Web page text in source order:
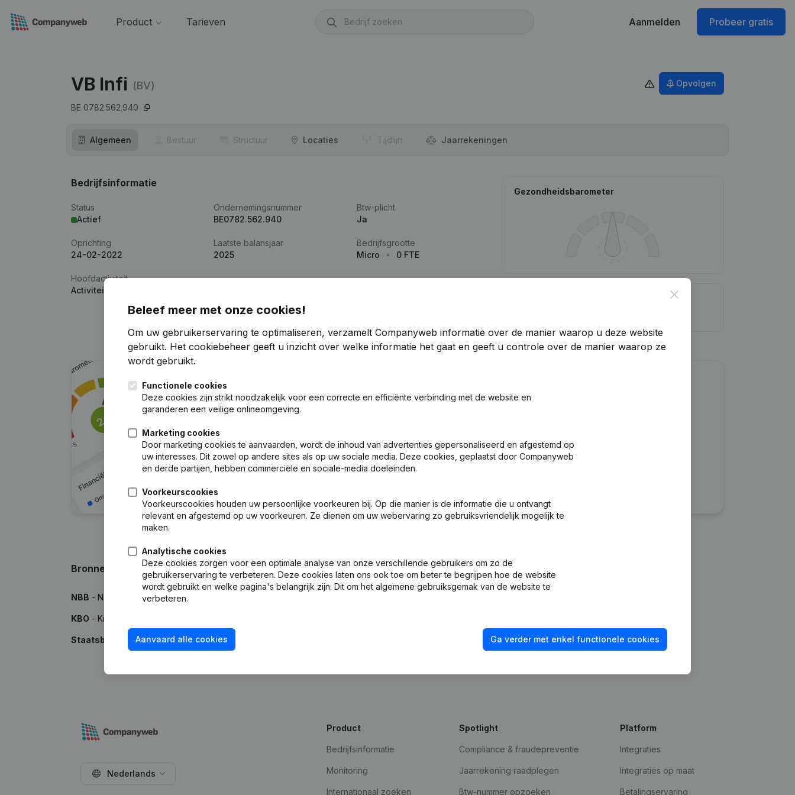
Product Tarieven Aanmelden Probeer gratis
VB Infi (BV)
BE 0782.562.940
Opvolgen
Algemeen Bestuur Structuur Locaties Tijdlijn Jaar­rekeningen
Bedrijfsinformatie
Status
Actief
Ondernemingsnummer
BE0782.562.940
Btw-plicht
Ja
Oprichting
24-02-2022
Laatste balansjaar
2025
Bedrijfsgrootte
Micro
0 FTE
Hoofdactiviteit
Activiteiten van verpleegkundigen en verloskundigen
Gezondheidsbarometer
Krijg updates van belangrijke ontwikkelingen
Probeer gratis Meer ontdekken
Bronnen
NBB - Nationale Bank van België
KBO - Kruispuntbank van Ondernemingen
Staatsblad - Publicaties in het Belgisch Staatsblad
Close
Beleef meer met onze cookies!
Om uw gebruikerservaring te optimaliseren, verzamelt Companyweb informatie over de manier waarop u deze website
gebruikt. Het cookiebeheer geeft u inzicht over welke informatie het gaat en geeft u controle over de manier waarop ze
wordt gebruikt.
Functionele cookies
Deze cookies zijn strikt noodzakelijk voor een correcte en efficiënte verbinding met de website en
garanderen een veilige onlineomgeving.
Marketing cookies
Door marketing cookies te aanvaarden, wordt de inhoud van advertenties gepersonaliseerd en afgestemd op
uw interesses. Dit zowel op andere sites als op uw sociale media. Deze cookies, geplaatst door Companyweb
en derde partijen, hebben commerciële en sociale-media doeleinden.
Voorkeurscookies
Voorkeurscookies houden uw persoonlijke voorkeuren bij. Op die manier is de informatie die u ontvangt
relevant en afgestemd op uw voorkeuren. Ze dienen om uw webervaring zo gebruiksvriendelijk mogelijk te
maken.
Analytische cookies
Deze cookies zorgen voor een optimale analyse van onze verschillende gebruikers om zo de
gebruikerservaring te verbeteren. Deze cookies laten ons ook toe om beter te begrijpen hoe de website
wordt gebruikt en welke pagina's belangrijk zijn. Dit om het algemene gebruiksgemak van de website te
verbeteren.
Aanvaard alle cookies Ga verder met enkel functionele cookies
Nederlands
Product
Bedrijfsinformatie
Monitoring
Internationaal zoeken
Spotlight
Compliance & fraudepreventie
Jaarrekening raadplegen
Btw-nummer opzoeken
Platform
Integraties
Integraties op maat
Betalingservaring